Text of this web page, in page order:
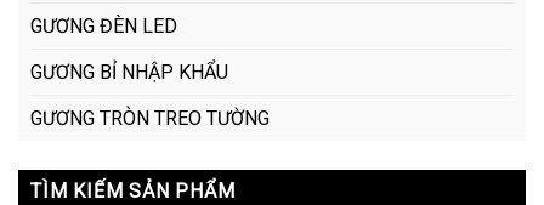
GƯƠNG ĐÈN LED
GƯƠNG BỈ NHẬP KHẨU
GƯƠNG TRÒN TREO TƯỜNG
TÌM KIẾM SẢN PHẨM